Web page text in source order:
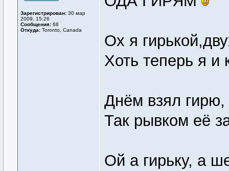
Зарегистрирован: 30 мар
2009, 15:26
Сообщения: 68
Откуда: Toronto, Canada
Ох я
Хоть теперь я
Днём взял
Так рывком её
Ой а гирьку, а